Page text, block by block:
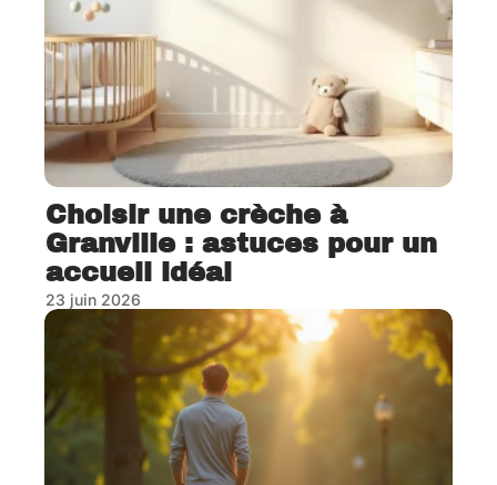
Choisir une crèche à
Granville : astuces pour un
accueil idéal
23 juin 2026